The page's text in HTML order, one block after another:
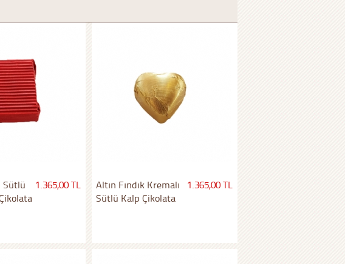
Sütlü
1.365,00 TL
Altın Fındık Kremalı
Sütlü Kalp Çikolata
1.365,00 TL